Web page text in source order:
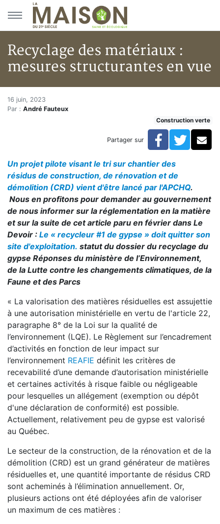
Aller au menu principal
Aller au contenu principal
Recyclage des matériaux :
mesures structurantes en vue
Accueil
Articles
Recyclage des matériaux : mesures structurantes en
Recyclage des matériaux :
16 juin, 2023
Par : André Fauteux
Construction verte
Partager sur Facebook
Un projet pilote visant le tri sur chantier des
résidus de construction, de rénovation et de
démolition (CRD) vient d'être lancé par l'APCHQ.
Nous en profitons pour demander au gouvernement
de nous informer sur la réglementation en la matière
et sur la suite de cet article paru en février dans Le
Devoir : Le « recycleur #1 de gypse » doit quitter son
site d'exploitation. statut du dossier du recyclage du
gypse Réponses du ministère de l’Environnement,
de la Lutte contre les changements climatiques, de la
Faune et des Parcs
« La valorisation des matières résiduelles est assujettie
à une autorisation ministérielle en vertu de l'article 22,
paragraphe 8° de la Loi sur la qualité de
l’environnement (LQE). Le Règlement sur l’encadrement
d’activités en fonction de leur impact sur
l’environnement REAFIE définit les critères de
recevabilité d’une demande d’autorisation ministérielle
et certaines activités à risque faible ou négligeable
pour lesquelles un allégement (exemption ou dépôt
d'une déclaration de conformité) est possible.
Actuellement, relativement peu de gypse est valorisé
au Québec.
Le secteur de la construction, de la rénovation et de la
démolition (CRD) est un grand générateur de matières
résiduelles et, une quantité importante de résidus CRD
sont acheminés à l’élimination annuellement. Or,
plusieurs actions ont été déployées afin de valoriser
un maximum de ces matières :